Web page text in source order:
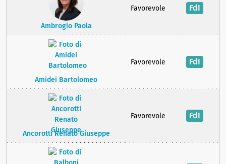
Ambrogio Paola
Favorevole FdI
Amidei Bartolomeo
Favorevole FdI
Ancorotti Renato Giuseppe
Favorevole FdI